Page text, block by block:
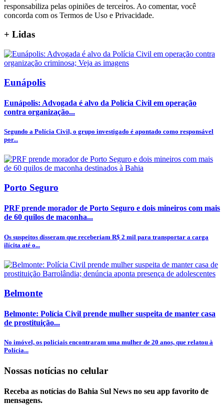
responsabiliza pelas opiniões de terceiros. Ao comentar, você
concorda com os Termos de Uso e Privacidade.
+ Lidas
Eunápolis
Eunápolis: Advogada é alvo da Polícia Civil em operação
contra organização...
Segundo a Polícia Civil, o grupo investigado é apontado como responsável
por...
Porto Seguro
PRF prende morador de Porto Seguro e dois mineiros com mais
de 60 quilos de maconha...
Os suspeitos disseram que receberiam R$ 2 mil para transportar a carga
ilícita até o...
Belmonte
Belmonte: Polícia Civil prende mulher suspeita de manter casa
de prostituição...
No imóvel, os policiais encontraram uma mulher de 20 anos, que relatou à
Polícia...
Nossas notícias no celular
Receba as notícias do Bahia Sul News no seu app favorito de
mensagens.